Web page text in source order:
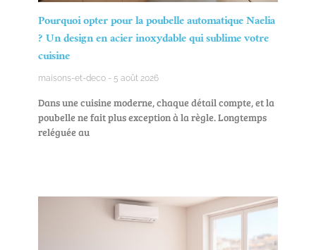
Pourquoi opter pour la poubelle automatique Naelia
? Un design en acier inoxydable qui sublime votre
cuisine
maisons-et-deco 5 août 2026
Dans une cuisine moderne, chaque détail compte, et la
poubelle ne fait plus exception à la règle. Longtemps
reléguée au